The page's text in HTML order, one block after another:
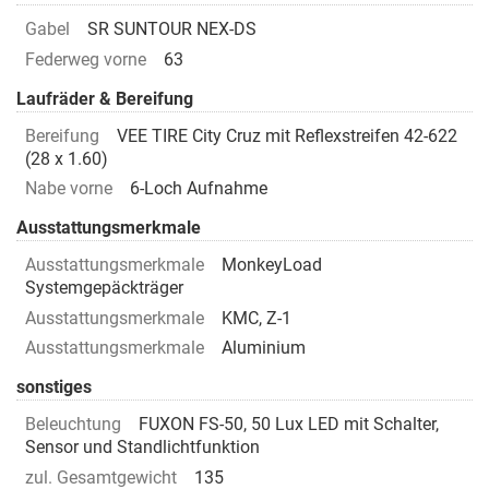
Gabel
SR SUNTOUR NEX-DS
Federweg vorne
63
Laufräder & Bereifung
Bereifung
VEE TIRE City Cruz mit Reflexstreifen 42-622
(28 x 1.60)
Nabe vorne
6-Loch Aufnahme
Ausstattungsmerkmale
Ausstattungsmerkmale
MonkeyLoad
Systemgepäckträger
Ausstattungsmerkmale
KMC, Z-1
Ausstattungsmerkmale
Aluminium
sonstiges
Beleuchtung
FUXON FS-50, 50 Lux LED mit Schalter,
Sensor und Standlichtfunktion
zul. Gesamtgewicht
135